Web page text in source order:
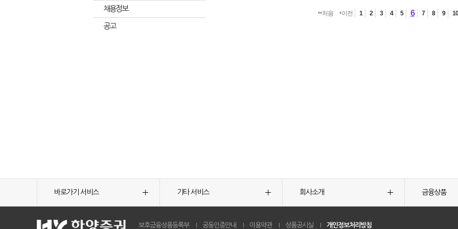
채용정보
공고
처음 이전 1 2 3 4 5 6 7 8 9 10
바로가기 서비스 기타 서비스 회사소개 금융상품
보호금융상품등록부 공동인증안내 이용약관 상품공시실 개인정보처리방침